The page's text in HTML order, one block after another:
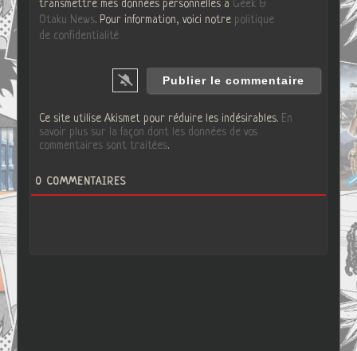
transmettre mes données personnelles à Geek &
Otaku News. Pour information, voici notre politique
de confidentialité
Ce site utilise Akismet pour réduire les indésirables. En
savoir plus sur la façon dont les données de vos
commentaires sont traitées.
0 COMMENTAIRES